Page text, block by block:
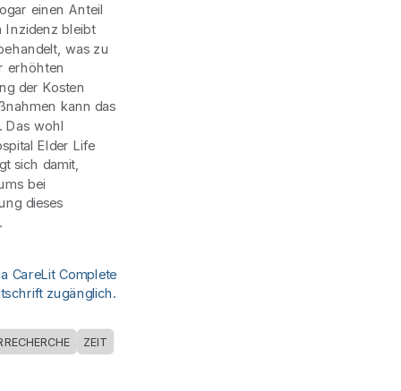
einen Anteil
Inzidenz bleibt
was zu
erhöhten
der Kosten
kann das
Das wohl
Elder Life
sich damit,
bei
dieses
CareLit Complete
zugänglich.
ZEIT